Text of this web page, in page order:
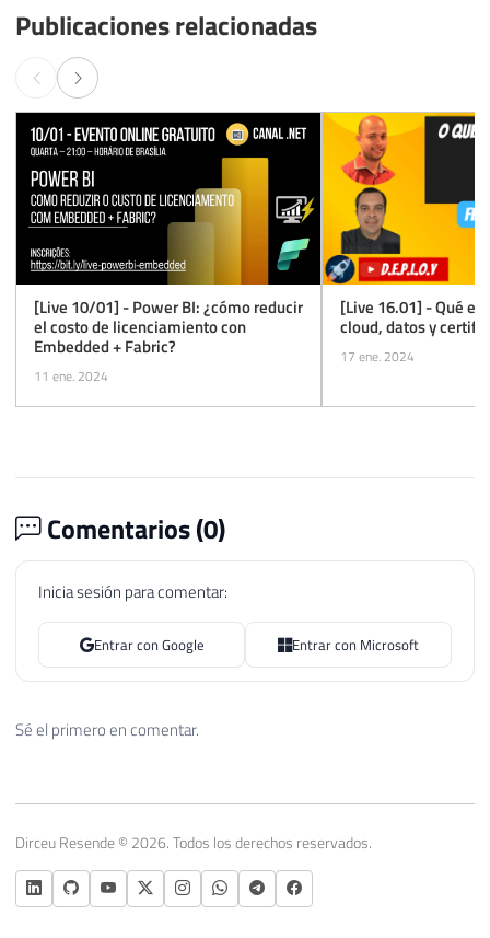
Publicaciones relacionadas
[Live 10/01] - Power BI: ¿cómo reducir
el costo de licenciamiento con
Embedded + Fabric?
11 ene. 2024
[Live 16.01] - Qué
cloud, datos y
17 ene. 2024
Comentarios (0)
Inicia sesión para comentar:
Entrar con Google Entrar con Microsoft
Sé el primero en comentar.
Dirceu Resende © 2026. Todos los derechos reservados.